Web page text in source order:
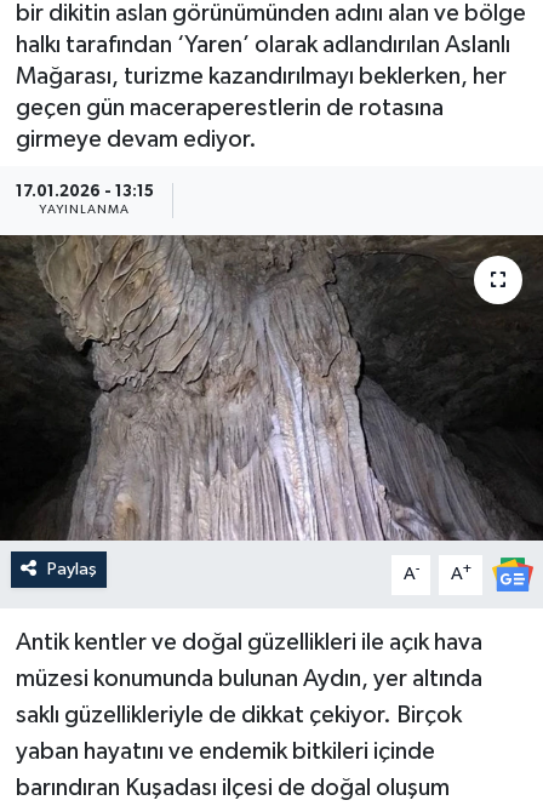
bir dikitin aslan görünümünden adını alan ve bölge
halkı tarafından ‘Yaren’ olarak adlandırılan Aslanlı
Mağarası, turizme kazandırılmayı beklerken, her
geçen gün maceraperestlerin de rotasına
girmeye devam ediyor.
17.01.2026 - 13:15
YAYINLANMA
Paylaş A- A+
Antik kentler ve doğal güzellikleri ile açık hava
müzesi konumunda bulunan Aydın, yer altında
saklı güzellikleriyle de dikkat çekiyor. Birçok
yaban hayatını ve endemik bitkileri içinde
barındıran Kuşadası ilçesi de doğal oluşum
Genel
Görüntülü Haber
Kültür & Sanat
Magazin
Resmi İlan
Sağlık & Yaşam
Siyaset
Spor
Son Dakika Haberleri
Haber Arşivi